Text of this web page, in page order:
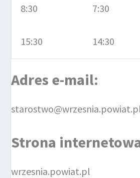
8:30
15:30
7:30
14:30
Adres e-mail:
Strona
wrzesnia.powiat.pl